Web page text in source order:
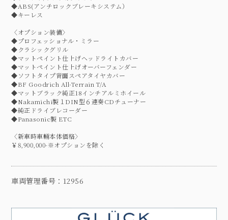
◆ABS(アンチロックブレーキシステム）
◆キーレス
〈オプション装備〉
◆プロフェッショナル・ミラー
◆クラシックグリル
◆マットペイント仕上げヘッドライトカバー
◆マットペイント仕上げオーバーフェンダー
◆ソフトタイプ背面スペアタイヤカバー
◆BF Goodrich All-Terrain T/A
◆マットブラック純正18インチアルミホイール
◆Nakamichi製１DIN型６連奏CDチューナー
◆純正ドライブレコーダー
◆Panasonic製 ETC
〈新車時車輛本体価格〉
￥8,900,000-※オプションを除く
車両管理番号：12956